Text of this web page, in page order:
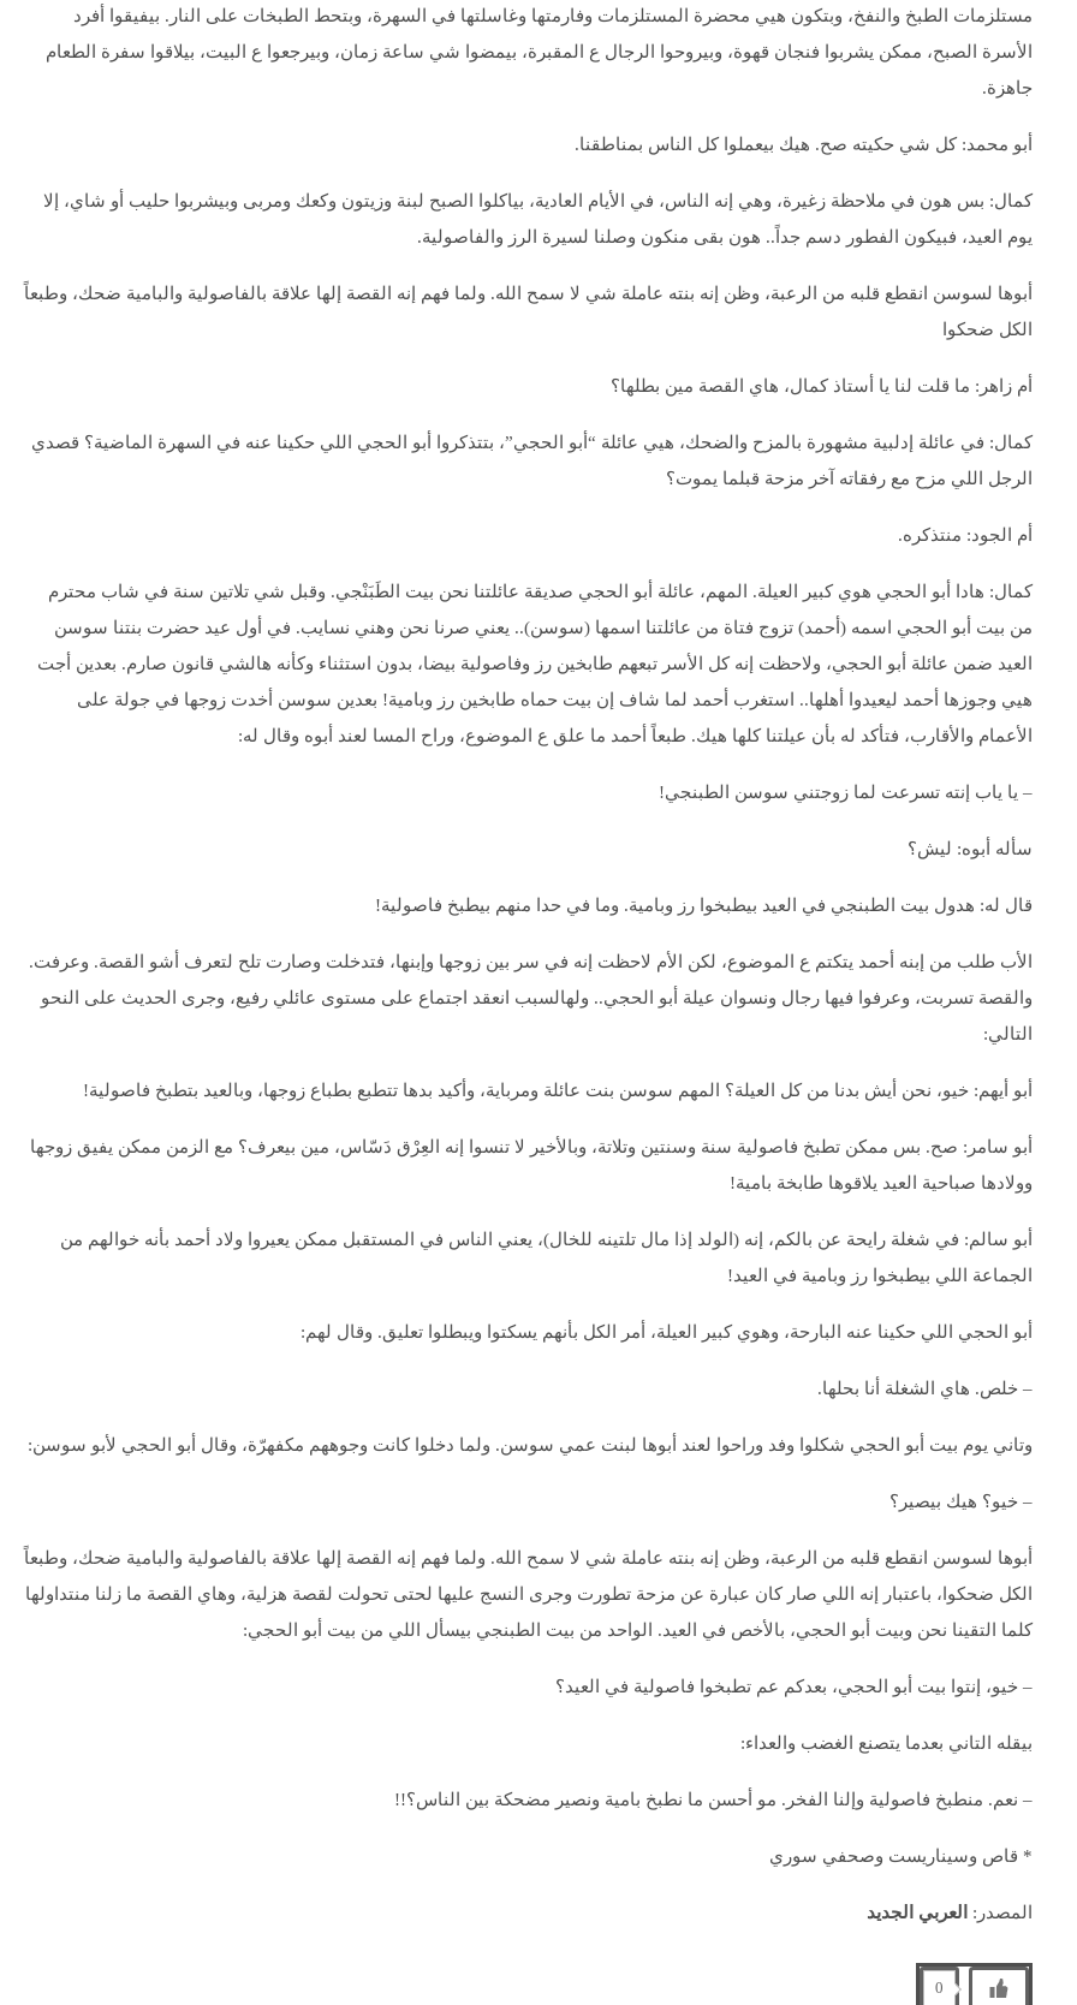
مستلزمات الطبخ والنفخ، وبتكون هيي محضرة المستلزمات وفارمتها وغاسلتها في السهرة، وبتحط الطبخات على النار. بيفيقوا أفرد
الأسرة الصبح، ممكن يشربوا فنجان قهوة، وبيروحوا الرجال ع المقبرة، بيمضوا شي ساعة زمان، وبيرجعوا ع البيت، بيلاقوا سفرة الطعام
جاهزة.
أبو محمد: كل شي حكيته صح. هيك بيعملوا كل الناس بمناطقنا.
كمال: بس هون في ملاحظة زغيرة، وهي إنه الناس، في الأيام العادية، بياكلوا الصبح لبنة وزيتون وكعك ومربى وبيشربوا حليب أو شاي، إلا
يوم العيد، فبيكون الفطور دسم جداً.. هون بقى منكون وصلنا لسيرة الرز والفاصولية.
أبوها لسوسن انقطع قلبه من الرعبة، وظن إنه بنته عاملة شي لا سمح الله. ولما فهم إنه القصة إلها علاقة بالفاصولية والبامية ضحك، وطبعاً
الكل ضحكوا
أم زاهر: ما قلت لنا يا أستاذ كمال، هاي القصة مين بطلها؟
كمال: في عائلة إدلبية مشهورة بالمزح والضحك، هيي عائلة “أبو الحجي”، بتتذكروا أبو الحجي اللي حكينا عنه في السهرة الماضية؟ قصدي
الرجل اللي مزح مع رفقاته آخر مزحة قبلما يموت؟
أم الجود: منتذكره.
كمال: هادا أبو الحجي هوي كبير العيلة. المهم، عائلة أبو الحجي صديقة عائلتنا نحن بيت الطَبَنْجي. وقبل شي تلاتين سنة في شاب محترم
من بيت أبو الحجي اسمه (أحمد) تزوج فتاة من عائلتنا اسمها (سوسن).. يعني صرنا نحن وهني نسايب. في أول عيد حضرت بنتنا سوسن
العيد ضمن عائلة أبو الحجي، ولاحظت إنه كل الأسر تبعهم طابخين رز وفاصولية بيضا، بدون استثناء وكأنه هالشي قانون صارم. بعدين أجت
هيي وجوزها أحمد ليعيدوا أهلها.. استغرب أحمد لما شاف إن بيت حماه طابخين رز وبامية! بعدين سوسن أخدت زوجها في جولة على
الأعمام والأقارب، فتأكد له بأن عيلتنا كلها هيك. طبعاً أحمد ما علق ع الموضوع، وراح المسا لعند أبوه وقال له:
– يا ياب إنته تسرعت لما زوجتني سوسن الطبنجي!
سأله أبوه: ليش؟
قال له: هدول بيت الطبنجي في العيد بيطبخوا رز وبامية. وما في حدا منهم بيطبخ فاصولية!
الأب طلب من إبنه أحمد يتكتم ع الموضوع، لكن الأم لاحظت إنه في سر بين زوجها وإبنها، فتدخلت وصارت تلح لتعرف أشو القصة. وعرفت.
والقصة تسربت، وعرفوا فيها رجال ونسوان عيلة أبو الحجي.. ولهالسبب انعقد اجتماع على مستوى عائلي رفيع، وجرى الحديث على النحو
التالي:
أبو أيهم: خيو، نحن أيش بدنا من كل العيلة؟ المهم سوسن بنت عائلة ومرباية، وأكيد بدها تتطبع بطباع زوجها، وبالعيد بتطبخ فاصولية!
أبو سامر: صح. بس ممكن تطبخ فاصولية سنة وسنتين وتلاتة، وبالأخير لا تنسوا إنه العِرْق دَسّاس، مين بيعرف؟ مع الزمن ممكن يفيق زوجها
وولادها صباحية العيد يلاقوها طابخة بامية!
أبو سالم: في شغلة رايحة عن بالكم، إنه (الولد إذا مال تلتينه للخال)، يعني الناس في المستقبل ممكن يعيروا ولاد أحمد بأنه خوالهم من
الجماعة اللي بيطبخوا رز وبامية في العيد!
أبو الحجي اللي حكينا عنه البارحة، وهوي كبير العيلة، أمر الكل بأنهم يسكتوا ويبطلوا تعليق. وقال لهم:
– خلص. هاي الشغلة أنا بحلها.
وتاني يوم بيت أبو الحجي شكلوا وفد وراحوا لعند أبوها لبنت عمي سوسن. ولما دخلوا كانت وجوههم مكفهرّة، وقال أبو الحجي لأبو سوسن:
– خيو؟ هيك بيصير؟
أبوها لسوسن انقطع قلبه من الرعبة، وظن إنه بنته عاملة شي لا سمح الله. ولما فهم إنه القصة إلها علاقة بالفاصولية والبامية ضحك، وطبعاً
الكل ضحكوا، باعتبار إنه اللي صار كان عبارة عن مزحة تطورت وجرى النسج عليها لحتى تحولت لقصة هزلية، وهاي القصة ما زلنا منتداولها
كلما التقينا نحن وبيت أبو الحجي، بالأخص في العيد. الواحد من بيت الطبنجي بيسأل اللي من بيت أبو الحجي:
– خيو، إنتوا بيت أبو الحجي، بعدكم عم تطبخوا فاصولية في العيد؟
بيقله التاني بعدما يتصنع الغضب والعداء:
– نعم. منطبخ فاصولية وإلنا الفخر. مو أحسن ما نطبخ بامية ونصير مضحكة بين الناس؟!!
* قاص وسيناريست وصحفي سوري
المصدر: العربي الجديد
0